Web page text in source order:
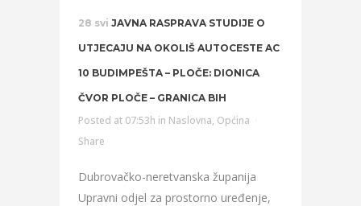
28 svi JAVNA RASPRAVA STUDIJE O
UTJECAJU NA OKOLIŠ AUTOCESTE AC
10 BUDIMPEŠTA – PLOČE: DIONICA
ČVOR PLOČE – GRANICA BIH
Posted at 07:53h in Naslovna, Općina
Share
Dubrovačko-neretvanska županija
Upravni odjel za prostorno uređenje,